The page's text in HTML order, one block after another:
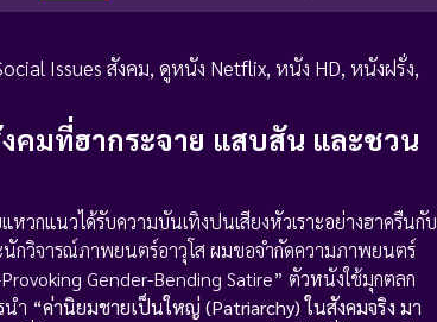
Issues สังคม, ดูหนัง Netflix, หนัง HD, หนังฝรั่ง,
คมที่ฮากระจาย แสบสัน และชวน
กแนวได้รับความบันเทิงปนเสียงหัวเราะอย่างฮาครืนกับ
นักวิจารณ์ภาพยนตร์อาวุโส ผมขอจำกัดความภาพยนตร์
Gender-Bending Satire” ตัวหนังใช้มุกตลก
นำ “ค่านิยมชายเป็นใหญ่ (Patriarchy) ในสังคมจริง มา